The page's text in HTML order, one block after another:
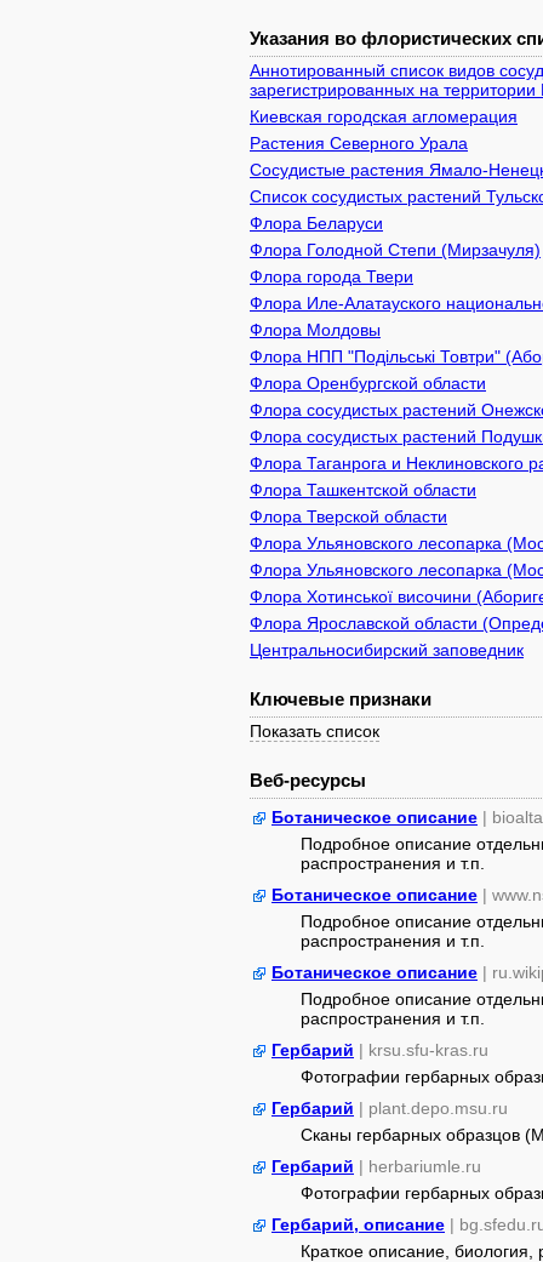
Указания во флористических
Аннотированный список видов
зарегистрированных на
Киевcкая городская агломерация
Растения Северного Урала
Сосудистые растения Ямало-
Список сосудистых растений
Флора Беларуси
Флора Голодной Степи (Мирзачуля)
Флора города Твери
Флора Иле-Алатауского
Флора Молдовы
Флора НПП "Подільські Товтри"
Флора Оренбургской области
Флора сосудистых растений
Флора сосудистых растений
Флора Таганрога и Неклиновского
Флора Ташкентской области
Флора Тверской области
Флора Ульяновского лесопарка
Флора Ульяновского лесопарка
Флора Хотинської височини
Флора Ярославской области
Центральносибирский заповедник
Ключевые признаки
Показать список
Веб-ресурсы
Ботаническое описание |
Подробное описание
распространения и т.п.
Ботаническое описание |
Подробное описание
распространения и т.п.
Ботаническое описание |
Подробное описание
распространения и т.п.
Гербарий | krsu.sfu-kras.ru
Фотографии гербарных
Гербарий | plant.depo.msu.ru
Сканы гербарных образцов
Гербарий | herbariumle.ru
Фотографии гербарных
Гербарий, описание |
Краткое описание, биология,